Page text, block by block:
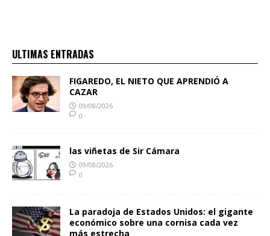
ULTIMAS ENTRADAS
FIGAREDO, EL NIETO QUE APRENDIÓ A
CAZAR
09/08/2026
0
las viñetas de Sir Cámara
09/08/2026
0
La paradoja de Estados Unidos: el gigante
económico sobre una cornisa cada vez
más estrecha